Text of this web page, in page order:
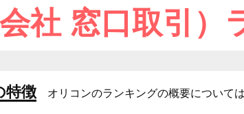
社 窓口取引）
特徴 オリコンのランキングの概要については